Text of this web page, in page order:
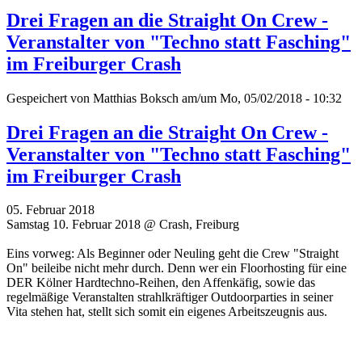
Drei Fragen an die Straight On Crew -
Veranstalter von "Techno statt Fasching"
im Freiburger Crash
Gespeichert von Matthias Boksch am/um Mo, 05/02/2018 - 10:32
Drei Fragen an die Straight On Crew -
Veranstalter von "Techno statt Fasching"
im Freiburger Crash
05. Februar 2018
Samstag 10. Februar 2018 @ Crash, Freiburg
Eins vorweg: Als Beginner oder Neuling geht die Crew "Straight
On" beileibe nicht mehr durch. Denn wer ein Floorhosting für eine
DER Kölner Hardtechno-Reihen, den Affenkäfig, sowie das
regelmäßige Veranstalten strahlkräftiger Outdoorparties in seiner
Vita stehen hat, stellt sich somit ein eigenes Arbeitszeugnis aus.